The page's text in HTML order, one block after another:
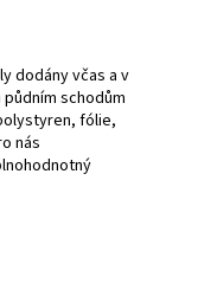
dodány včas a v
schodům
fólie,
nás